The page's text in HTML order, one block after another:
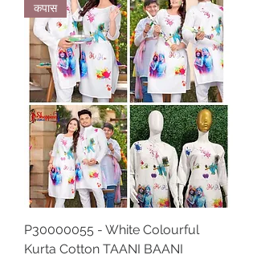
कपास
P30000055 - White Colourful
Kurta Cotton TAANI BAANI